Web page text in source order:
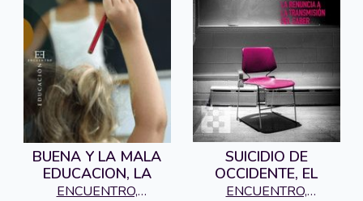
BUENA Y LA MALA
EDUCACION, LA
ENCUENTRO,
SUICIDIO DE
OCCIDENTE, EL
ENCUENTRO,